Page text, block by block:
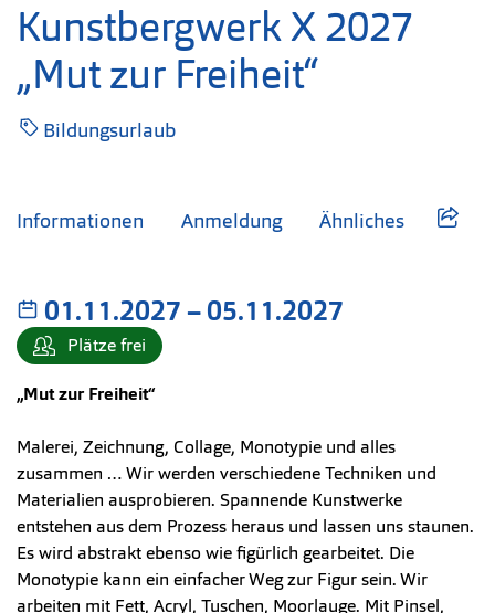
Kunstbergwerk X 2027
„Mut zur Freiheit“
Bildungsurlaub
Informationen Anmeldung Ähnliches
01.11.2027–bis
05.11.2027
Plätze frei
„Mut zur Freiheit“
Malerei, Zeichnung, Collage, Monotypie und alles
zusammen … Wir werden verschiedene Techniken und
Materialien ausprobieren. Spannende Kunstwerke
entstehen aus dem Prozess heraus und lassen uns staunen.
Es wird abstrakt ebenso wie figürlich gearbeitet. Die
Monotypie kann ein einfacher Weg zur Figur sein. Wir
arbeiten mit Fett, Acryl, Tuschen, Moorlauge. Mit Pinsel,